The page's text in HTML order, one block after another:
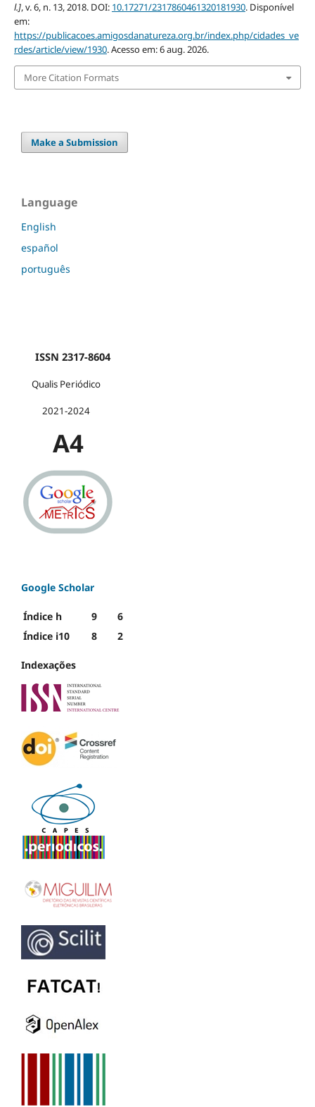
l.], v. 6, n. 13, 2018. DOI: 10.17271/2317860461320181930. Disponível
em:
https://publicacoes.amigosdanatureza.org.br/index.php/cidades_ve
rdes/article/view/1930. Acesso em: 6 aug. 2026.
More Citation Formats
Make a Submission
Language
English
español
português
ISSN 2317-8604
Qualis Periódico
2021-2024
A4
Google Scholar
Índice h 9
6
Índice i10
8 2
Indexações